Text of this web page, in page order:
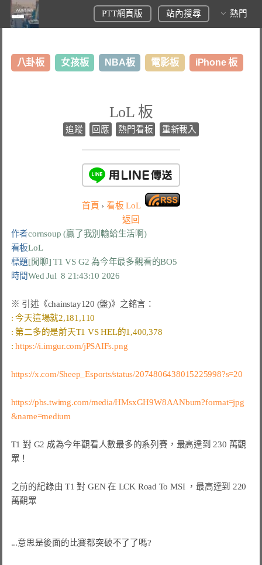
PTT網頁版 站內搜尋 熱門
八卦板 女孩板 NBA板 電影板 iPhone 板
LoL 板
追蹤 回應 熱門看板 重新載入
首頁 › 看板LoL
返回
作者cornsoup (贏了我別輸給生活啊)
看板LoL
標題[閒聊] T1 VS G2 為今年最多觀看的BO5
時間Wed Jul  8 21:43:10 2026
: https://i.imgur.com/jPSAIFs.png
https://x.com/Sheep_Esports/status/2074806438015225998?s=20
https://pbs.twimg.com/media/HMsxGH9W8AANbum?format=jpg
&name=medium
T1 對 G2 成為今年觀看人數最多的系列賽，最高達到 230 萬觀
眾！
之前的紀錄由 T1 對 GEN 在 LCK Road To MSI ，最高達到 220
萬觀眾
...意思是後面的比賽都突破不了了嗎?